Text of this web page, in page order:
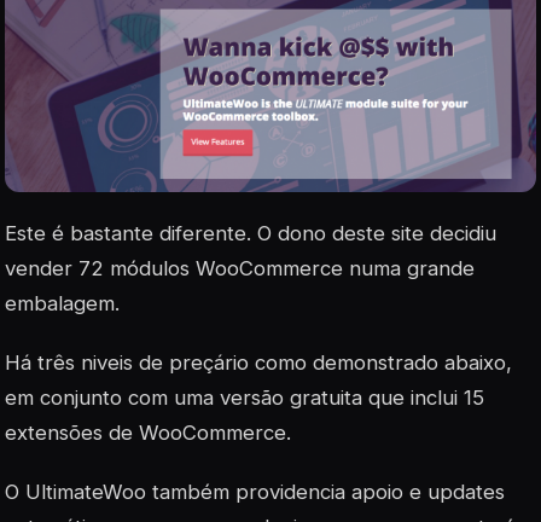
Este é bastante diferente. O dono deste site decidiu
vender 72 módulos WooCommerce numa grande
embalagem.
Há três niveis de preçário como demonstrado abaixo,
em conjunto com uma versão gratuita que inclui 15
extensões de WooCommerce.
O UltimateWoo também providencia apoio e updates